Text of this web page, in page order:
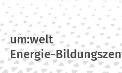
um:welt
Energie-